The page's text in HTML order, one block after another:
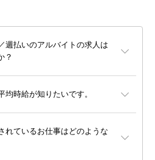
週払いのアルバイトの求人は
？
時給が知りたいです。
れているお仕事はどのような